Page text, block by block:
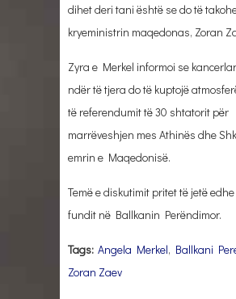
dihet deri tani është se do të
kryeministrin maqedonas, Zoran
Zyra e Merkel informoi se
ndër të tjera do të kuptojë
të referendumit të 30 shtatorit për
marrëveshjen mes Athinës dhe
emrin e Maqedonisë.
Temë e diskutimit pritet të jetë
fundit në Ballkanin Perëndimor.
Tags: Angela Merkel, Ballkani
Zoran Zaev